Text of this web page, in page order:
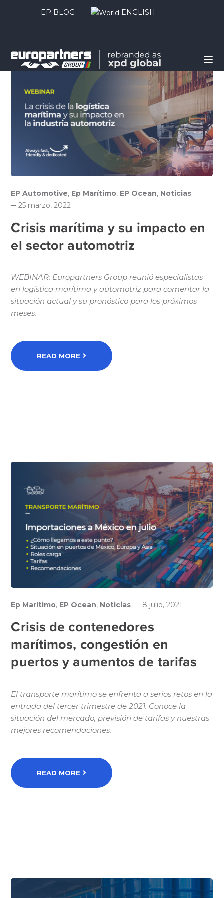
EP BLOG ENGLISH
EP Automotive, Ep Marítimo, EP Ocean, Noticias
25 marzo, 2022
Crisis marítima y su impacto en
el sector automotriz
WEBINAR: Europartners Group reunió especialistas
en logística marítima y automotriz para comentar la
situación actual y su pronóstico para los próximos
meses.
READ MORE
Ep Marítimo, EP Ocean, Noticias 8 julio, 2021
Crisis de contenedores
marítimos, congestión en
puertos y aumentos de tarifas
El transporte marítimo se enfrenta a serios retos en la
entrada del tercer trimestre de 2021. Conoce la
situación del mercado, previsión de tarifas y nuestras
mejores recomendaciones.
READ MORE